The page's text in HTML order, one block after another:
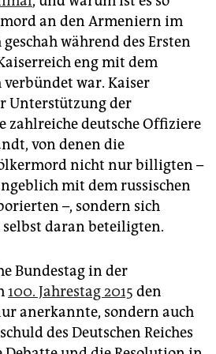
an den Armeniern im
während des Ersten
eng mit dem
verbündet war. Kaiser
Unterstützung der
zahlreiche deutsche Offiziere
von denen die
nicht nur billigten –
mit dem russischen
–, sondern sich
daran beteiligten.
Bundestag in der
100. Jahrestag 2015 den
anerkannte, sondern auch
des Deutschen Reiches